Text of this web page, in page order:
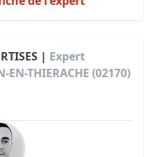
| Expert
THIERACHE (02170)